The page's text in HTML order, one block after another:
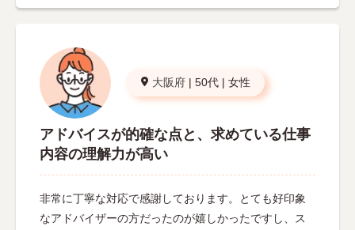
大阪府 | 50代 | 女性
アドバイスが的確な点と、求めている仕事
内容の理解力が高い
非常に丁寧な対応で感謝しております。とても好印象
なアドバイザーの方だったのが嬉しかったですし、ス